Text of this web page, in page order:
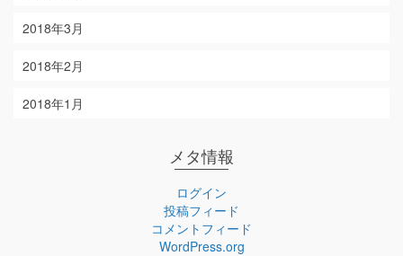
2018年3月
2018年2月
2018年1月
メタ情報
ログイン
投稿フィード
コメントフィード
WordPress.org